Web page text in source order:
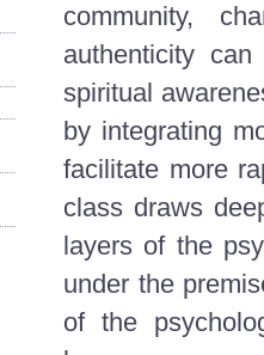
community,
authenticity
spiritual
by integrating
facilitate more
class draws
layers of the
under the
of the